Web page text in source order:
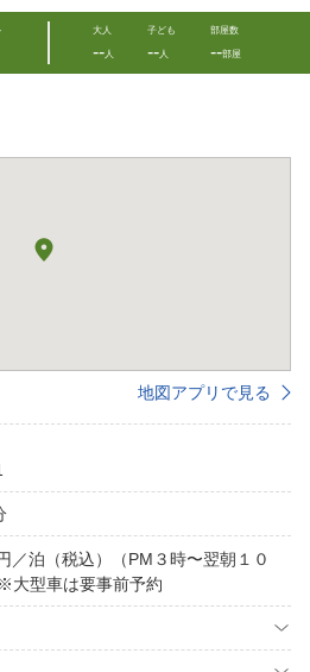
大人
--人
子ども
--人
部屋数
--部屋
地図アプリで見る
泊（税込）（PM３時〜翌朝１０
型車は要事前予約